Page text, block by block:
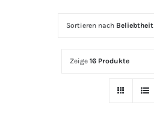
Sortieren nach Beliebtheit
Zeige 16 Produkte